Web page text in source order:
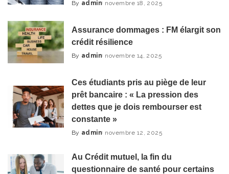
Posted
By admin novembre 18, 2025
Assurance dommages : FM élargit son
crédit résilience
Posted
By admin novembre 14, 2025
Ces étudiants pris au piège de leur
prêt bancaire : « La pression des
dettes que je dois rembourser est
constante »
Posted
By admin novembre 12, 2025
Au Crédit mutuel, la fin du
questionnaire de santé pour certains